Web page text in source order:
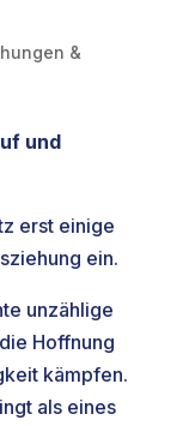
&
und
erst einige
ein.
unzählige
Hoffnung
kämpfen.
als eines